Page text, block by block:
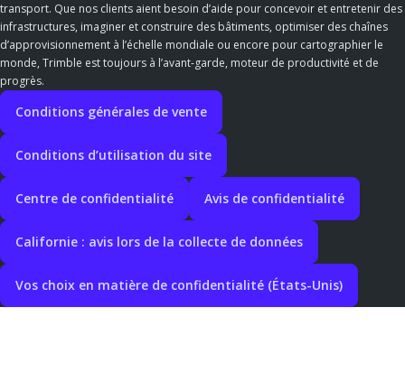
transport. Que nos clients aient besoin d’aide pour concevoir et entretenir des
infrastructures, imaginer et construire des bâtiments, optimiser des chaînes
d’approvisionnement à l’échelle mondiale ou encore pour cartographier le
monde, Trimble est toujours à l’avant-garde, moteur de productivité et de
progrès.
Conditions générales de vente
Conditions d’utilisation du site
Centre de confidentialité Avis de confidentialité
Californie : avis lors de la collecte de données
Vos choix en matière de confidentialité (États-Unis)